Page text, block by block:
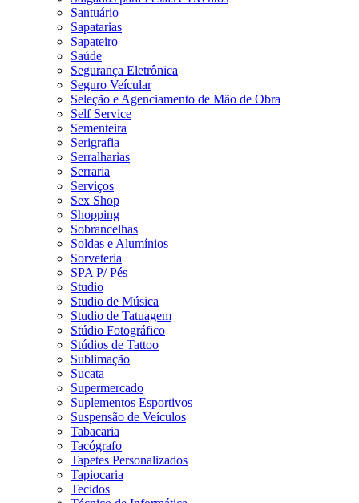
Santuário
Sapatarias
Sapateiro
Saúde
Segurança Eletrônica
Seguro Veícular
Seleção e Agenciamento de Mão de Obra
Self Service
Sementeira
Serigrafia
Serralharias
Serraria
Serviços
Sex Shop
Shopping
Sobrancelhas
Soldas e Alumínios
Sorveteria
SPA P/ Pés
Studio
Studio de Música
Studio de Tatuagem
Stúdio Fotográfico
Stúdios de Tattoo
Sublimação
Sucata
Supermercado
Suplementos Esportivos
Suspensão de Veículos
Tabacaria
Tacógrafo
Tapetes Personalizados
Tapiocaria
Tecidos